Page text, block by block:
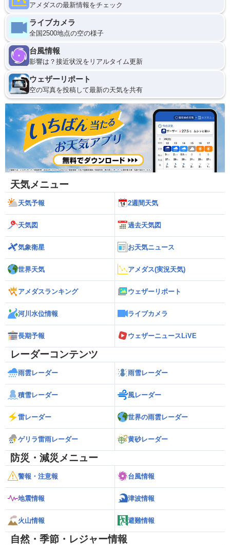
アメダスの最新情報をチェック
ライブカメラ
全国2500地点の空の様子
台風情報
影響は？接近状況をリアルタイム更新
ウェザーリポート
空の写真を投稿して最新の天気を共有
天気メニュー
天気予報 2週間天気
天気図 過去天気図
気象衛星 お天気ニュース
世界天気 アメダス(実況天気)
アメダスランキング ウェザーリポート
河川水位情報 ライブカメラ
長期予報 ウェザーニュースLiVE
レーダーコンテンツ
雨雲レーダー 雨雪レーダー
積雪レーダー 風レーダー
雷レーダー 世界の雨雲レーダー
ゲリラ雷雨レーダー 黄砂レーダー
防災・減災メニュー
警報・注意報 台風情報
地震情報 津波情報
火山情報 避難情報
自然・季節・レジャー情報